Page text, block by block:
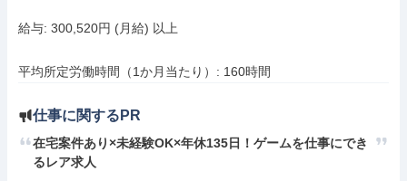
給与: 300,520円 (月給) 以上
平均所定労働時間（1か月当たり）: 160時間
仕事に関するPR
在宅案件あり×未経験OK×年休135日！ゲームを仕事にでき
るレア求人